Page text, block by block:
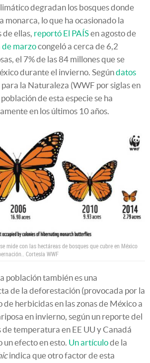
degradan los bosques donde
monarca, lo que ha ocasionado la
de ellas, reportó El PAÍSen agosto de
marzocongeló a cerca de 6,2
el 7% de las 84 millones que se
durante el invierno. Segúndatos
la Naturaleza (WWF por siglas en
de esta especie se ha
en los últimos 10 años.
mide con las hectáreas de bosques que cubre en México
Cortesía WWF
población también es una
de la deforestación (provocada por la
de herbicidas en las zonas de México a
en invierno, según un reporte del
de temperatura en EE UU y Canadá
efecto en esto. Un artículode la
indica que otro factor de esta